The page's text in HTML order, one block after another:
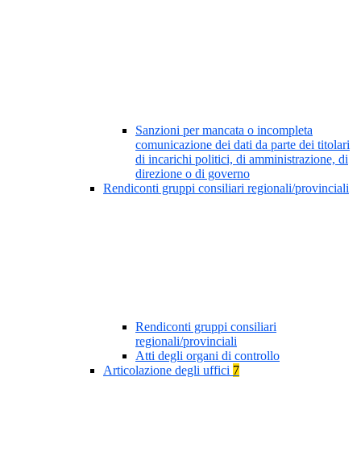
Sanzioni per mancata o incompleta
comunicazione dei dati da parte dei titolari
di incarichi politici, di amministrazione, di
direzione o di governo
Rendiconti gruppi consiliari regionali/provinciali
Rendiconti gruppi consiliari
regionali/provinciali
Atti degli organi di controllo
Articolazione degli uffici 7